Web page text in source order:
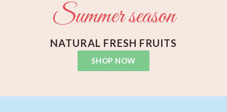
Summer season
NATURAL FRESH FRUITS
SHOP NOW